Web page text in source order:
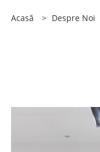
Acasă > Despre Noi